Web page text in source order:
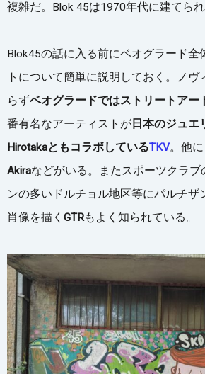
複雑だ。Blok 45は1970年代に建てられ
Blok45の話に入る前にベオグラード全
トについて簡単に説明しておく。ノヴ
らずベオグラードではストリートアー
番有名なアーティストが 日本のジュエ
HirotakaともコラボしているTKV。他に
Akiraなどがいる。またスポーツクラブ
ンの多いドルチョル地区等にパルチザ
肖像を描く GTRもよく知られている。